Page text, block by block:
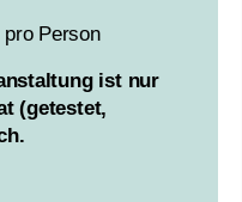
Person
ist nur
(getestet,